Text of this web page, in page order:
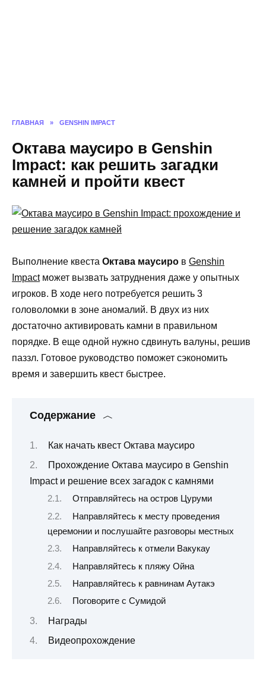
ГЛАВНАЯ » GENSHIN IMPACT
Октава маусиро в Genshin
Impact: как решить загадки
камней и пройти квест
Выполнение квеста Октава маусиро в Genshin
Impactможет вызвать затруднения даже у опытных
игроков. В ходе него потребуется решить 3
головоломки в зоне аномалий. В двух из них
достаточно активировать камни в правильном
порядке. В еще одной нужно сдвинуть валуны, решив
паззл. Готовое руководство поможет сэкономить
время и завершить квест быстрее.
Содержание
Как начать квест Октава маусиро
Прохождение Октава маусиро в Genshin
Impact и решение всех загадок с камнями
Отправляйтесь на остров Цуруми
Направляйтесь к месту проведения
церемонии и послушайте разговоры местных
Направляйтесь к отмели Вакукау
Направляйтесь к пляжу Ойна
Направляйтесь к равнинам Аутакэ
Поговорите с Сумидой
Награды
Видеопрохождение